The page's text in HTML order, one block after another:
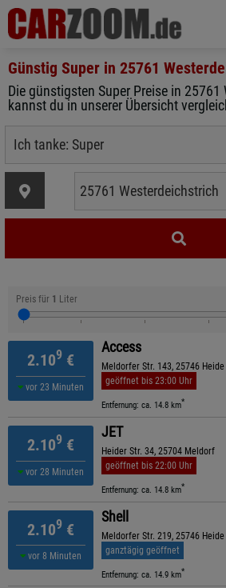
Günstig Super in 25761
Die günstigsten Super Preise in 25761
kannst du in unserer Übersicht
Preis für 1 Liter
2.109 €
vor 23 Minuten
Access
Meldorfer Str. 143, 25746 Heide
geöffnet bis 23:00 Uhr
Entfernung: ca. 14.8 km*
2.109 €
vor 28 Minuten
JET
Heider Str. 34, 25704 Meldorf
geöffnet bis 22:00 Uhr
Entfernung: ca. 14.8 km*
2.109 €
vor 8 Minuten
Shell
Meldorfer Str. 219, 25746 Heide
ganztägig geöffnet
Entfernung: ca. 14.9 km*